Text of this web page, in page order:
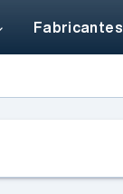
Fabricantes